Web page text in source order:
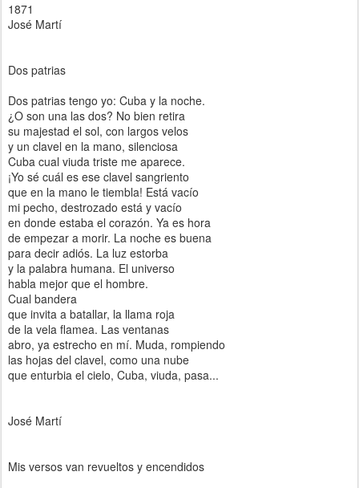
1871
José Martí
Dos patrias
Dos patrias tengo yo: Cuba y la noche.
¿O son una las dos? No bien retira
su majestad el sol, con largos velos
y un clavel en la mano, silenciosa
Cuba cual viuda triste me aparece.
¡Yo sé cuál es ese clavel sangriento
que en la mano le tiembla! Está vacío
mi pecho, destrozado está y vacío
en donde estaba el corazón. Ya es hora
de empezar a morir. La noche es buena
para decir adiós. La luz estorba
y la palabra humana. El universo
habla mejor que el hombre.
Cual bandera
que invita a batallar, la llama roja
de la vela flamea. Las ventanas
abro, ya estrecho en mí. Muda, rompiendo
las hojas del clavel, como una nube
que enturbia el cielo, Cuba, viuda, pasa...
José Martí
Mis versos van revueltos y encendidos